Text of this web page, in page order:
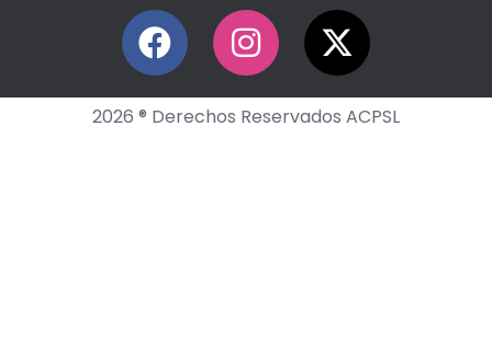
2026 ® Derechos Reservados ACPSL